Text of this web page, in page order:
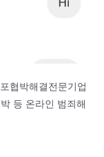
협박해결전문기업
등 온라인 범죄해